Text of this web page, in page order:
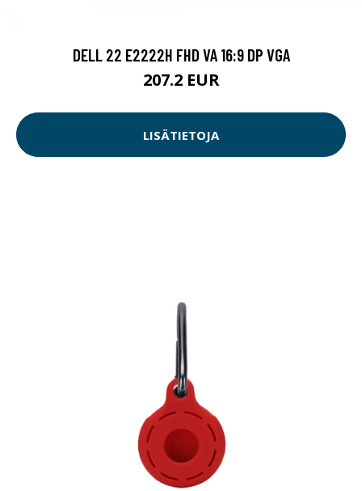
DELL 22 E2222H FHD VA 16:9 DP VGA
207.2 EUR
LISÄTIETOJA